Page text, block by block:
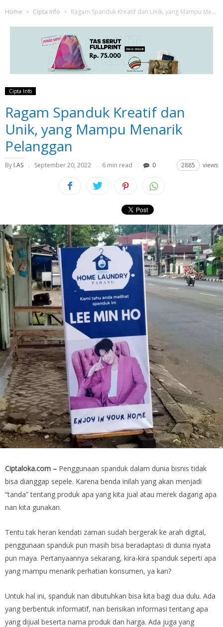
Home Cipta Info Ragam Spanduk Kreatif dan Unik, yang Mampu Menarik Pelanggan
Cipta Info
Ragam Spanduk Kreatif dan
Unik, yang Mampu Menarik
Pelanggan
By I.AS September 20, 2022 6 min read 0 2885 views
Ciptaloka.com – Penggunaan spanduk dalam dunia bisnis tidak
bisa dianggap sepele. Karena benda inilah yang akan menjadi
“tanda” tentang produk apa yang kita jual atau merek dagang apa
nan kita gunakan.
Tentu tak heran kendati zaman sudah bergerak ke arah digital,
penggunaan spanduk pun masih bisa beradaptasi di dunia nyata
pun maya. Pertanyaannya sekarang, kira-kira spanduk seperti apa
yang mampu menarik perhatian konsumen, ya kan?
Untuk hal ini, spanduk nan dibutuhkan bisa kita bagi dua dulu. Ada
yang berbentuk informatif, nan berisikan informasi tentang apa
yang dijual beserta nama produk dan harga. Ada juga yang